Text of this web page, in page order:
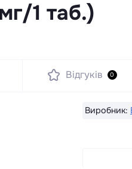
1 таб.)
Відгуків 0
Виробник: